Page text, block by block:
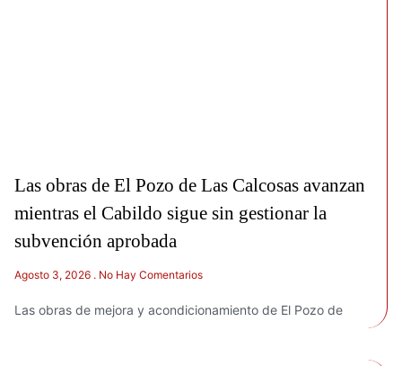
Las obras de El Pozo de Las Calcosas avanzan
mientras el Cabildo sigue sin gestionar la
subvención aprobada
Agosto 3, 2026 No Hay Comentarios
Las obras de mejora y acondicionamiento de El Pozo de